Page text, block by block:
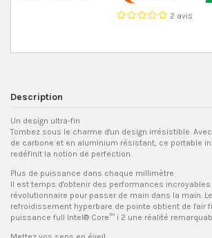
2 avis
Description
Un design ultra-fin
Tombez sous le charme d'un design irrésistible.
de carbone et en aluminium résistant, ce portable
redéfinit la notion de perfection.
Plus de puissance dans chaque millimètre
Il est temps d'obtenir des performances
révolutionnaire pour passer de main dans la main.
refroidissement hyperbare de pointe obtient de l'air
puissance full Intel® Core™ i 2 une réalité